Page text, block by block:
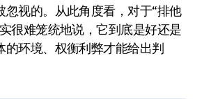
忽视的。从此角度看，对于“排他
很难笼统地说，它到底是好还是
的环境、权衡利弊才能给出判